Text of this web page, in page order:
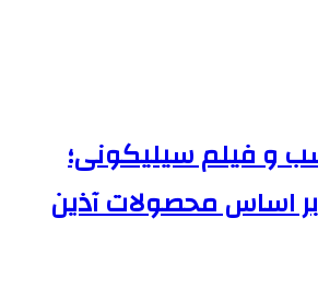
و فیلم سیلیکونی؛
اساس محصولات آذین